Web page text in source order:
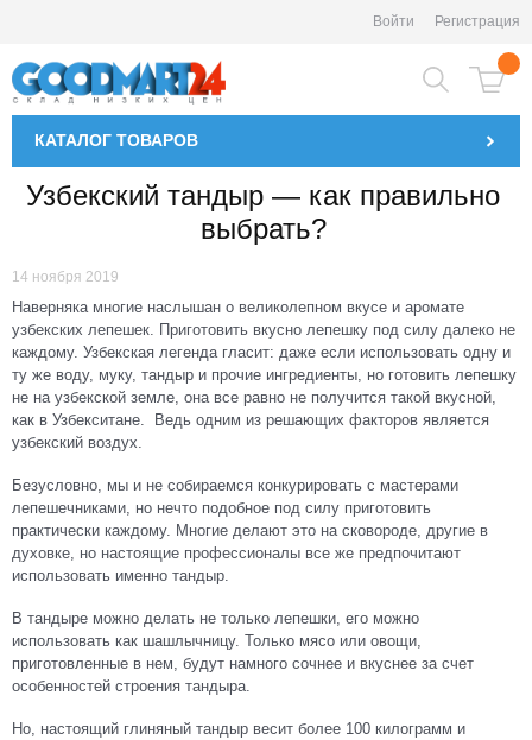
Войти Регистрация
КАТАЛОГ ТОВАРОВ
Узбекский тандыр — как правильно
выбрать?
14 ноября 2019
Наверняка многие наслышан о великолепном вкусе и аромате
узбекских лепешек. Приготовить вкусно лепешку под силу далеко не
каждому. Узбекская легенда гласит: даже если использовать одну и
ту же воду, муку, тандыр и прочие ингредиенты, но готовить лепешку
не на узбекской земле, она все равно не получится такой вкусной,
как в Узбекситане. Ведь одним из решающих факторов является
узбекский воздух.
Безусловно, мы и не собираемся конкурировать с мастерами
лепешечниками, но нечто подобное под силу приготовить
практически каждому. Многие делают это на сковороде, другие в
духовке, но настоящие профессионалы все же предпочитают
использовать именно тандыр.
В тандыре можно делать не только лепешки, его можно
использовать как шашлычницу. Только мясо или овощи,
приготовленные в нем, будут намного сочнее и вкуснее за счет
особенностей строения тандыра.
Но, настоящий глиняный тандыр весит более 100 килограмм и